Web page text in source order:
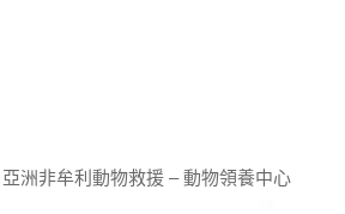
洲非牟利動物救援 – 動物領養中心